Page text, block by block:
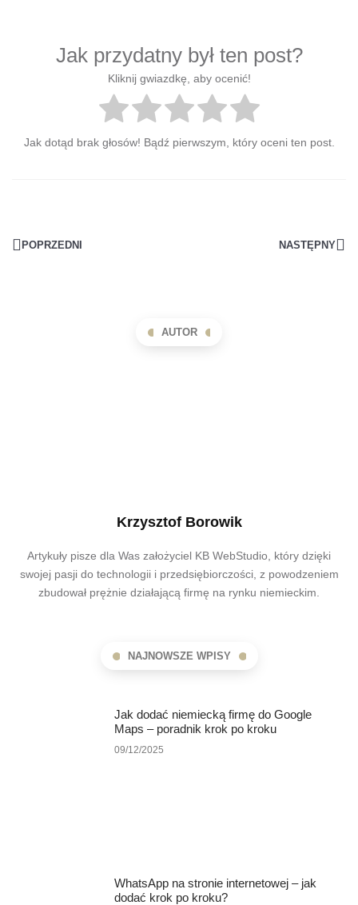
Jak przydatny był ten post?
Kliknij gwiazdkę, aby ocenić!
Jak dotąd brak głosów! Bądź pierwszym, który oceni ten post.
POPRZEDNI NASTĘPNY
AUTOR
Krzysztof Borowik
Artykuły pisze dla Was założyciel KB WebStudio, który dzięki
swojej pasji do technologii i przedsiębiorczości, z powodzeniem
zbudował prężnie działającą firmę na rynku niemieckim.
NAJNOWSZE WPISY
Jak dodać niemiecką firmę do Google
Maps – poradnik krok po kroku
09/12/2025
WhatsApp na stronie internetowej – jak
dodać krok po kroku?